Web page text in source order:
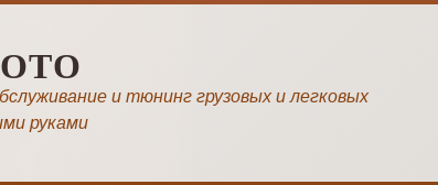
и тюнинг грузовых и легковых
руками